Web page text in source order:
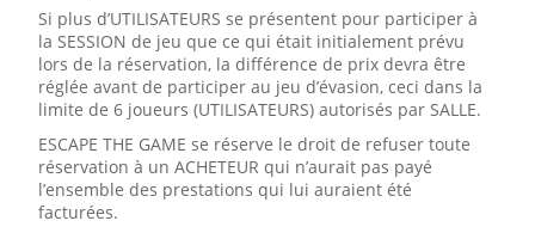
Si plus d’UTILISATEURS se présentent pour participer à
la SESSION de jeu que ce qui était initialement prévu
lors de la réservation, la différence de prix devra être
réglée avant de participer au jeu d’évasion, ceci dans la
limite de 6 joueurs (UTILISATEURS) autorisés par SALLE.
ESCAPE THE GAME se réserve le droit de refuser toute
réservation à un ACHETEUR qui n’aurait pas payé
l’ensemble des prestations qui lui auraient été
facturées.